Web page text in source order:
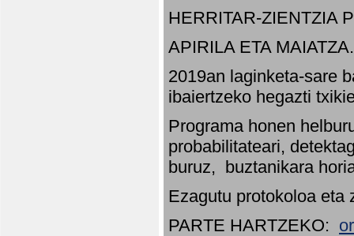
HERRITAR-ZIENTZIA
APIRILA ETA MAIATZA.
2019an laginketa-sare
ibaiertzeko hegazti
Programa honen
probabilitateari,
buruz, buztanikara
Ezagutu protokoloa eta
PARTE HARTZEKO: